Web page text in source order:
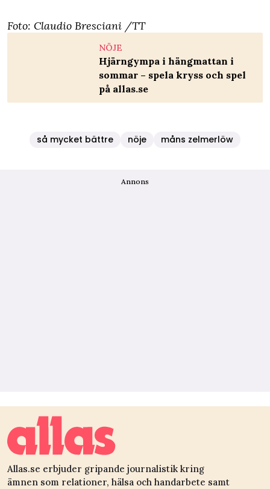
Foto: Claudio Bresciani /TT
NÖJE
Hjärngympa i hängmattan i
sommar – spela kryss och spel
på allas.se
så mycket bättre nöje måns zelmerlöw
Annons
Allas.se erbjuder gripande journalistik kring
ämnen som relationer, hälsa och handarbete samt